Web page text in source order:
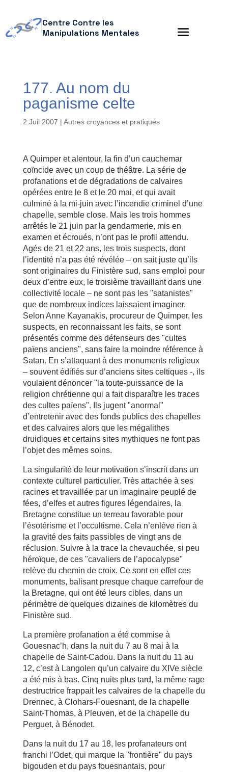
Centre Contre les
Manipulations Mentales
177. Au nom du
paganisme celte
2 Juil 2007 | Autres croyances et pratiques
A Quimper et alentour, la fin d’un cauchemar
coïncide avec un coup de théâtre. La série de
profanations et de dégradations de calvaires
opérées entre le 8 et le 20 mai, et qui avait
culminé à la mi-juin avec l’incendie criminel d’une
chapelle, semble close. Mais les trois hommes
arrêtés le 21 juin par la gendarmerie, mis en
examen et écroués, n’ont pas le profil attendu.
Agés de 21 et 22 ans, les trois suspects, dont
l’identité n’a pas été révélée – on sait juste qu’ils
sont originaires du Finistère sud, sans emploi pour
deux d’entre eux, le troisième travaillant dans une
collectivité locale – ne sont pas les "satanistes"
que de nombreux indices laissaient imaginer.
Selon Anne Kayanakis, procureur de Quimper, les
suspects, en reconnaissant les faits, se sont
présentés comme des défenseurs des "cultes
païens anciens", sans faire la moindre référence à
Satan. En s’attaquant à des monuments religieux
– souvent édifiés sur d’anciens sites celtiques -, ils
voulaient dénoncer "la toute-puissance de la
religion chrétienne qui a fait disparaître les traces
des cultes païens". Ils jugent "anormal"
d’entretenir avec des fonds publics des chapelles
et des calvaires alors que les mégalithes
druidiques et certains sites mythiques ne font pas
l’objet des mêmes soins.
La singularité de leur motivation s’inscrit dans un
contexte culturel particulier. Très attachée à ses
racines et travaillée par un imaginaire peuplé de
fées, d’elfes et autres figures légendaires, la
Bretagne constitue un terreau favorable pour
l’ésotérisme et l’occultisme. Cela n’enlève rien à
la gravité des faits passibles de vingt ans de
réclusion. Suivre à la trace la chevauchée, si peu
héroïque, de ces "cavaliers de l’apocalypse"
relève du chemin de croix. Ce sont en effet ces
monuments, balisant presque chaque carrefour de
la Bretagne, qui ont été leurs cibles, dans un
périmètre de quelques dizaines de kilomètres du
Finistère sud.
La première profanation a été commise à
Gouesnac’h, dans la nuit du 7 au 8 mai à la
chapelle de Saint-Cadou. Dans la nuit du 11 au
12, c’est à Langolen qu’un calvaire du XIVe siècle
a été mis à bas. Cinq nuits plus tard, la même rage
destructrice frappait les calvaires de la chapelle du
Drennec, à Clohars-Fouesnant, de la chapelle
Saint-Thomas, à Pleuven, et de la chapelle du
Perguet, à Bénodet.
Dans la nuit du 17 au 18, les profanateurs ont
franchi l’Odet, qui marque la "frontière" du pays
bigouden et du pays fouesnantais, pour